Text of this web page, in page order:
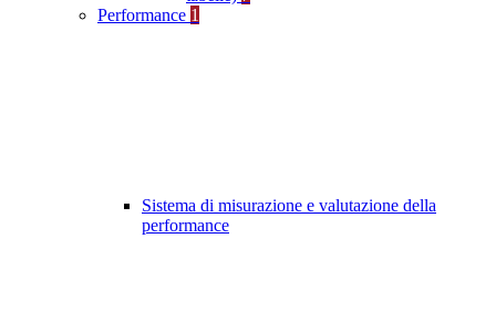
Performance 1
Sistema di misurazione e valutazione della
performance